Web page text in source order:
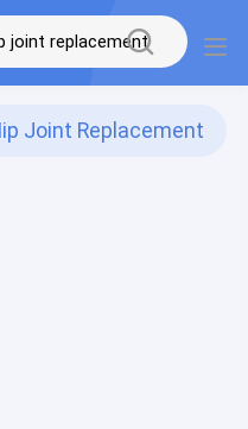
Joint Replacement